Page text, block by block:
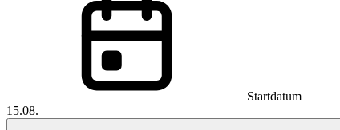
Startdatum
15.08.